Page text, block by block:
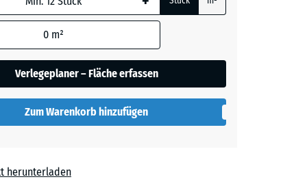
+ 0,40 €
0 m²
Verlegeplaner – Fläche erfassen
Zum Warenkorb hinzufügen
herunterladen